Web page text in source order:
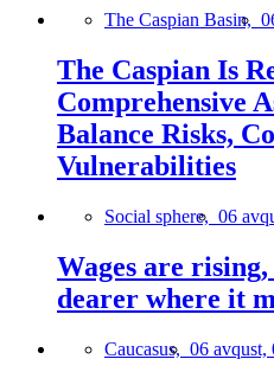
The Caspian Basin,
The Caspian Is
Comprehensive
Balance Risks,
Vulnerabilities
Social sphere, 06
Wages are
dearer where it
Caucasus, 06 avqust,